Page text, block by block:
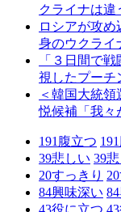
クライナは違
ロシアが攻
身のウクライ
「３日間で
視したプーチ
＜韓国大統
悦候補「我々
191 腹立つ 191
39悲しい 39
20すっきり 20
84興味深い 84
43役に立つ 43